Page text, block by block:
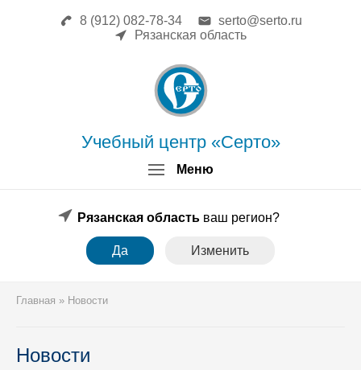
Меню
Учебный центр «Серто»
8 (912) 082-78-34
serto@serto.ru
Рязанская область
Рязанская область ваш регион?
Да Изменить
Главная » Новости
Новости
Повышение квалификации
Профессиональная переподготовка
Форма заявки
Образец диплома
Аттестация поверителей
Системы менеджмента
Реквизиты